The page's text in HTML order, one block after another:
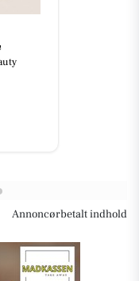
Annoncørbetalt indhold